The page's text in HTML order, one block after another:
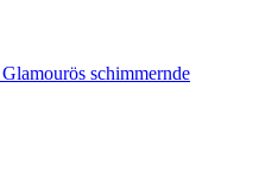
schimmernde